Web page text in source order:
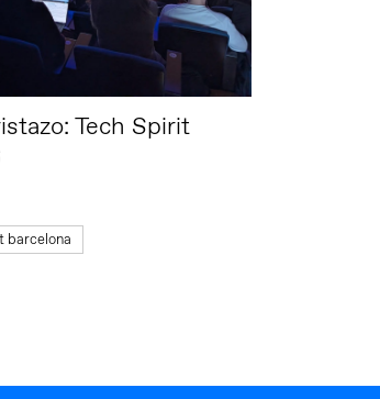
Tech Spirit
barcelona